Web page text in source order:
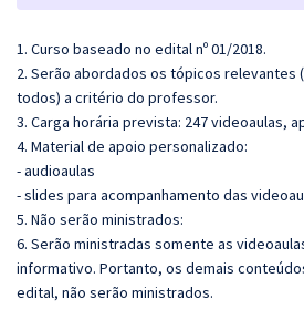
1. Curso baseado no edital nº 01/2018.
2. Serão abordados os tópicos relevantes
todos) a critério do professor.
3. Carga horária prevista: 247 videoaulas,
4. Material de apoio personalizado:
- audioaulas
- slides para acompanhamento das
5. Não serão ministrados:
6. Serão ministradas somente as
informativo. Portanto, os demais
edital, não serão ministrados.